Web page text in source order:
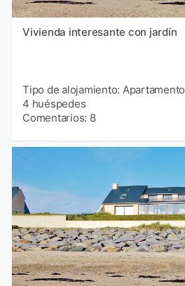
Vivienda interesante con jardín
Tipo de alojamiento: Apartamento
4 huéspedes
Comentarios: 8